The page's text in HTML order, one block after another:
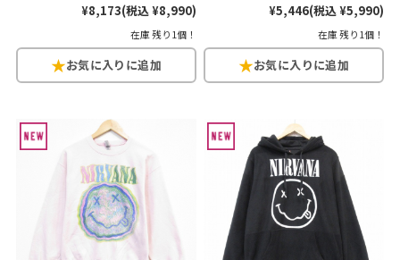
パンツ レディース 子供服
雑貨/小物
Search by Particular こだわりから探す
Search by Sizeサイズから探す（メンズ）
ジャケット
¥8,173(税込 ¥8,990)
在庫 残り1個！
¥5,446(税込 ¥5,990)
在庫 残り1個！